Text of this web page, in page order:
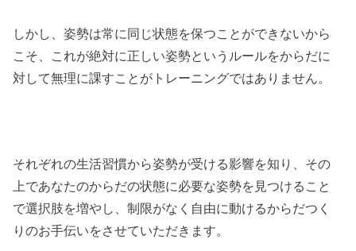
しかし、姿勢は常に同じ状態を保つことができないから
こそ、これが絶対に正しい姿勢というルールをからだに
対して無理に課すことがトレーニングではありません。
それぞれの生活習慣から姿勢が受ける影響を知り、その
上であなたのからだの状態に必要な姿勢を見つけること
で選択肢を増やし、制限がなく自由に動けるからだつく
りのお手伝いをさせていただきます。